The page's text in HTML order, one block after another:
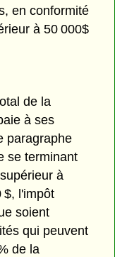
en conformité
à 50 000$
de la
à ses
paragraphe
se terminant
à
$, l'impôt
soient
qui peuvent
de la